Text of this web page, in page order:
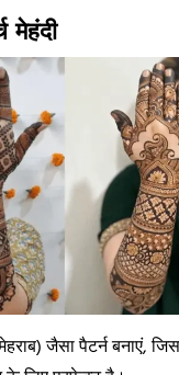
मेहंदी
जैसा पैटर्न बनाएं,